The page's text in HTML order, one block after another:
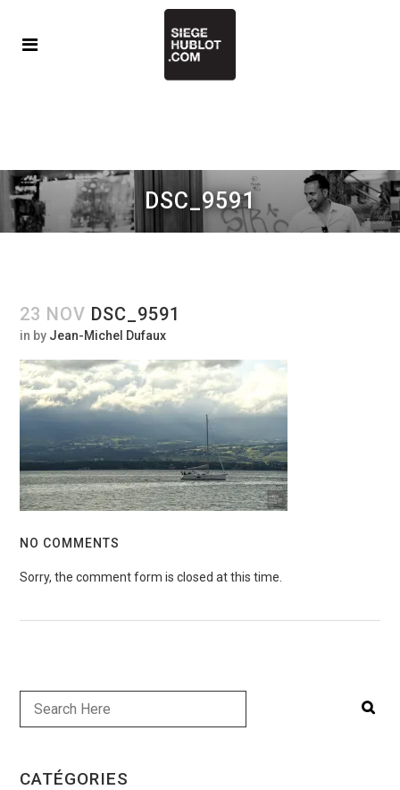
DSC_9591
23 NOV DSC_9591
in by Jean-Michel Dufaux
NO COMMENTS
Sorry, the comment form is closed at this time.
CATÉGORIES